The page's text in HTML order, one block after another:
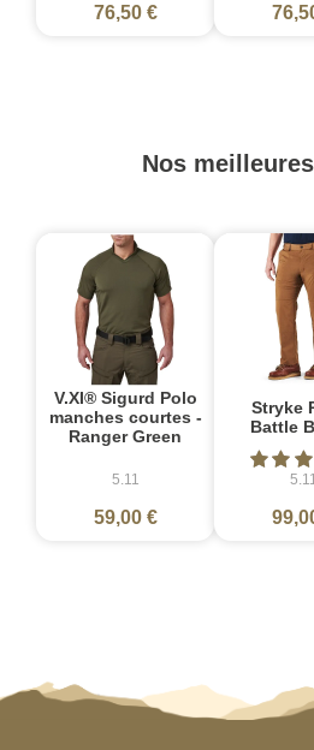
76,50 €
Nos meilleures
V.XI® Sigurd Polo
manches courtes -
Ranger Green
5.11
59,00 €
Stryke
Battle